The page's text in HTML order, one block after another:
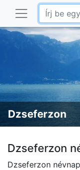
Dzseferzon
Dzseferzon
Dzseferzon